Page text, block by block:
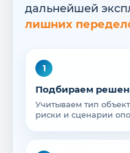
дальнейшей
лишних
1
Подбираем
Учитываем тип
риски и сценарии